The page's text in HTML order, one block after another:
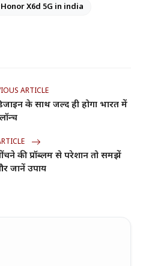
X6d 5G in india
ARTICLE
के साथ जल्द ही होगा भारत में
लॉन्च
की प्रॉब्लम से परेशान तो समझें
जानें उपाय